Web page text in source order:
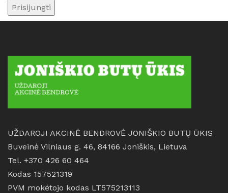
UŽDAROJI AKCINĖ BENDROVĖ JONIŠKIO BUTŲ ŪKIS
Buveinė Vilniaus g. 46, 84166 Joniškis, Lietuva
Tel. +370 426 60 464
Kodas 157521319
PVM mokėtojo kodas LT575213113